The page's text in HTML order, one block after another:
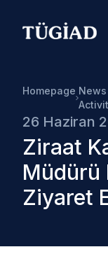
Your Company
Homepage
26 Haziran
Ziraat
Müdürü
Ziyaret